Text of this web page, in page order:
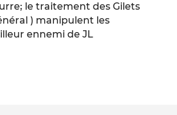
le traitement des Gilets
) manipulent les
ennemi de JL